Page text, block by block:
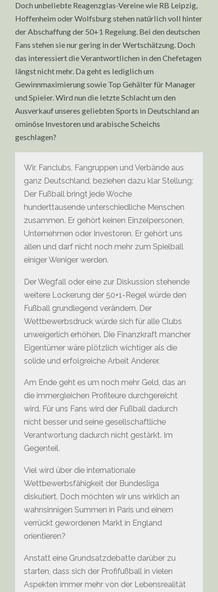
Doch unbeliebte Reagenzglas-Vereine wie RB Leipzig,
Hoffenheim oder Wolfsburg stehen natürlich voll hinter
der Abschaffung der 50+1 Regelung. Bei den deutschen
Fans stehen sie nur gering in der Wertschätzung. Doch
das interessiert die Verantwortlichen in den Chefetagen
längst nicht mehr. Da geht es lediglich um
Gewinnmaximierung sowie Top Gehälter für Manager
und Spieler. Wird nun die letzte Schlacht um den
Ausverkauf unseres geliebten Sports in Deutschland an
ominöse Investoren und arabische Scheichs
geschlagen?
Wir, Fanclubs, Fangruppen und Verbände aus
ganz Deutschland, beziehen dazu klar Stellung:
Der Fußball bringt jede Woche
hunderttausende unterschiedliche Menschen
zusammen. Er gehört keinen Einzelpersonen,
Unternehmen oder Investoren. Er gehört uns
allen und darf nicht noch mehr zum Spielball
einiger Weniger werden.
Der Wegfall oder eine zur Diskussion stehende
weitere Lockerung der 50+1-Regel würde den
Fußball grundlegend verändern. Der
Wettbewerbsdruck würde sich für alle Clubs
unweigerlich erhöhen. Die Finanzkraft mancher
Eigentümer wäre plötzlich wichtiger als die
solide und erfolgreiche Arbeit Anderer.
Am Ende geht es um noch mehr Geld, das an
die immergleichen Profiteure durchgereicht
wird. Für uns Fans wird der Fußball dadurch
nicht besser und seine gesellschaftliche
Verantwortung dadurch nicht gestärkt. Im
Gegenteil.
Viel wird über die internationale
Wettbewerbsfähigkeit der Bundesliga
diskutiert. Doch möchten wir uns wirklich an
wahnsinnigen Summen in Paris und einem
verrückt gewordenen Markt in England
orientieren?
Anstatt eine Grundsatzdebatte darüber zu
starten, dass sich der Profifußball in vielen
Aspekten immer mehr von der Lebensrealität